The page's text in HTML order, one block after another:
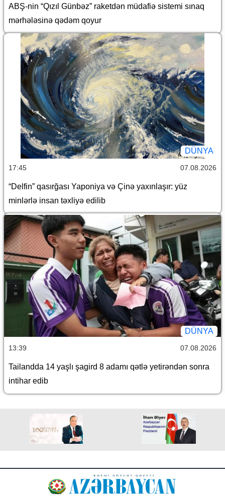
ABŞ-nin “Qızıl Günbəz” raketdən müdafiə sistemi sınaq
mərhələsinə qədəm qoyur
DÜNYA
17:45 07.08.2026
“Delfin” qasırğası Yaponiya və Çinə yaxınlaşır: yüz
minlərlə insan təxliyə edilib
DÜNYA
13:39 07.08.2026
Tailandda 14 yaşlı şagird 8 adamı qətlə yetirəndən sonra
intihar edib